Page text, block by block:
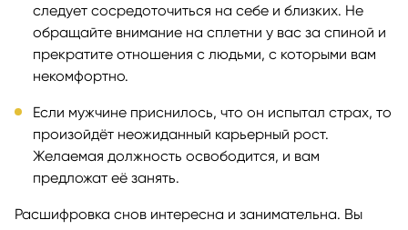
следует сосредоточиться на себе и близких. Не
обращайте внимание на сплетни у вас за спиной и
прекратите отношения с людьми, с которыми вам
некомфортно.
Если мужчине приснилось, что он испытал страх, то
произойдёт неожиданный карьерный рост.
Желаемая должность освободится, и вам
предложат её занять.
Расшифровка снов интересна и занимательна. Вы